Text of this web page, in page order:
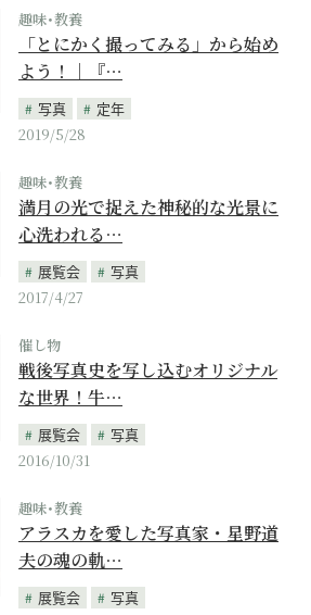
趣味･教養
「とにかく撮ってみる」から始め
よう！｜『…
写真
定年
2019/5/28
趣味･教養
満月の光で捉えた神秘的な光景に
心洗われる…
展覧会
写真
2017/4/27
催し物
戦後写真史を写し込むオリジナル
な世界！牛…
展覧会
写真
2016/10/31
趣味･教養
アラスカを愛した写真家・星野道
夫の魂の軌…
展覧会
写真